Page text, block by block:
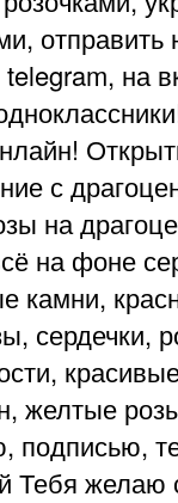
отправить
на
с
на
на фоне
камни,
сердечки,
желтые
подписью,
Тебя желаю